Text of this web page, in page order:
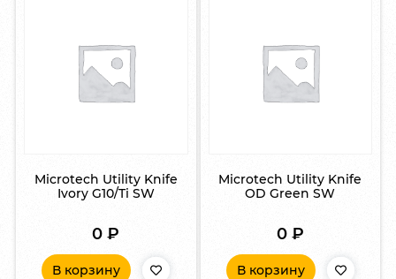
Microtech Utility Knife
Ivory G10/Ti SW
0₽
В корзину
Microtech Utility Knife
OD Green SW
0 ₽
В корзину